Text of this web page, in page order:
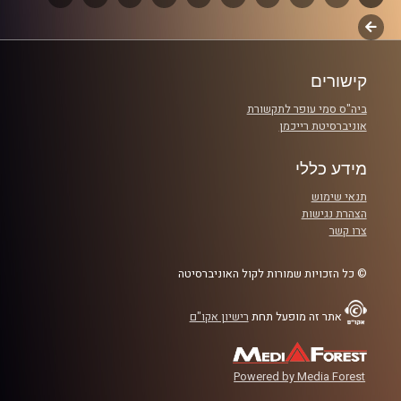
קרדיט תמונות:
פרקים
לשלב
קישורים
ביה"ס סמי עופר לתקשורת
אוניברסיטת רייכמן
מידע כללי
תנאי שימוש
הצהרת נגישות
צרו קשר
© כל הזכויות שמורות לקול האוניברסיטה
אתר זה מופעל תחת רישיון אקו"ם
Powered by Media Forest